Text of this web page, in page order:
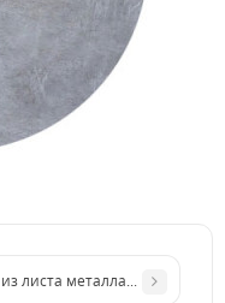
толщина 3 мм
из листа металла d 400 мм